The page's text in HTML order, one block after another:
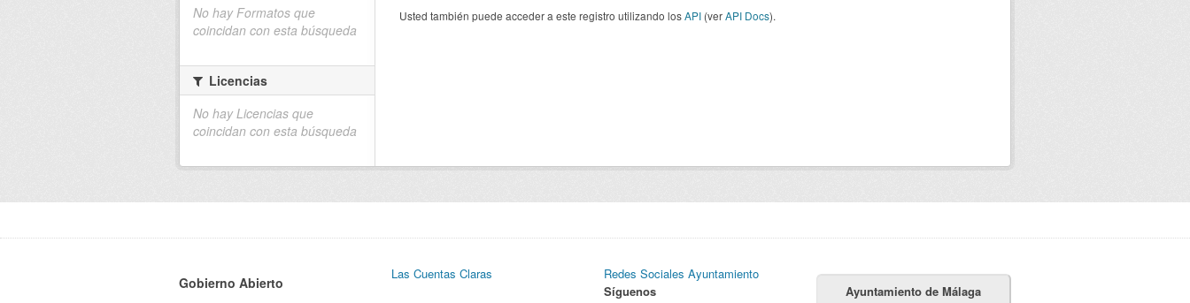
Usted también puede acceder a este registro utilizando losAPI (verAPI Docs).
No hay Formatos que
coincidan con esta búsqueda
Licencias
No hay Licencias que
coincidan con esta búsqueda
Gobierno Abierto
Las Cuentas Claras
Redes Sociales Ayuntamiento
Síguenos
Ayuntamiento de Málaga